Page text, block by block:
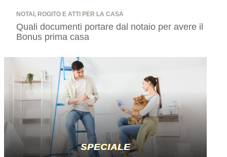
NOTAI, ROGITO E ATTI PER LA CASA
Quali documenti portare dal notaio per avere il
Bonus prima casa